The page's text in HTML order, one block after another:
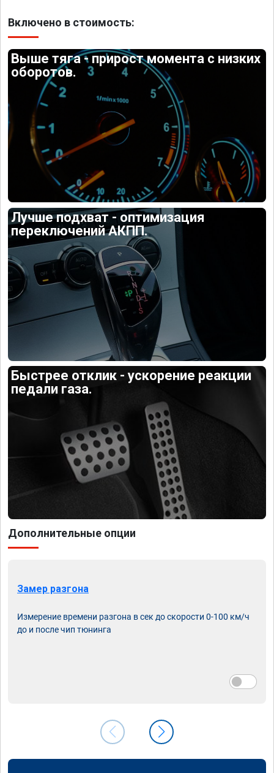
Включено в стоимость:
Выше тяга - прирост момента с низких
оборотов.
Лучше подхват - оптимизация
переключений АКПП.
Быстрее отклик - ускорение реакции
педали газа.
Дополнительные опции
Замер разгона
Измерение времени разгона в сек до скорости 0-100 км/ч
до и после чип тюнинга